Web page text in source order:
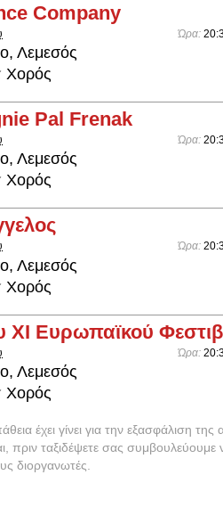
Company
Ώρα:
Λεμεσός
Χορός
Pal Frenak
Ώρα:
Λεμεσός
Χορός
Ώρα:
Λεμεσός
Χορός
ΧΙ Ευρωπαϊκού
Ώρα:
Λεμεσός
Χορός
έχει γίνει για την εξασφάλιση της
ταξιδέψετε σας συμβουλεύουμε
διοργανωτές.